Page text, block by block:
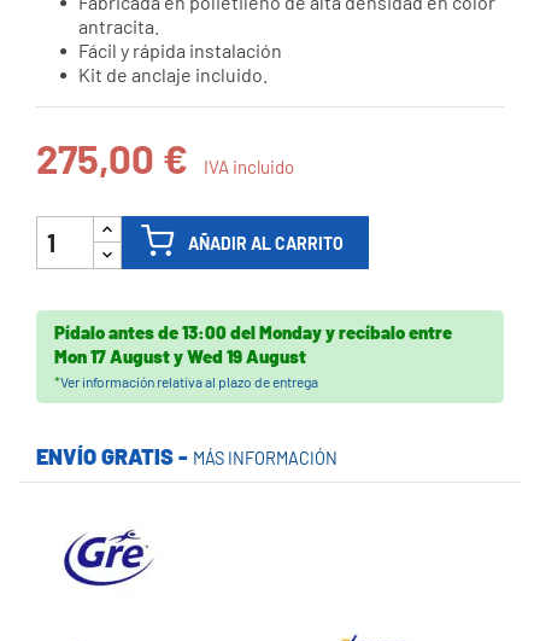
antracita.
Fácil y rápida instalación
Kit de anclaje incluido.
275,00 € IVA incluido
AÑADIR AL CARRITO
Pídalo antes de13:00 del Mondayy recíbaloentre
Mon 17 AugustyWed 19 August
*Ver información relativa al plazo de entrega
ENVÍO GRATIS - MÁS INFORMACIÓN